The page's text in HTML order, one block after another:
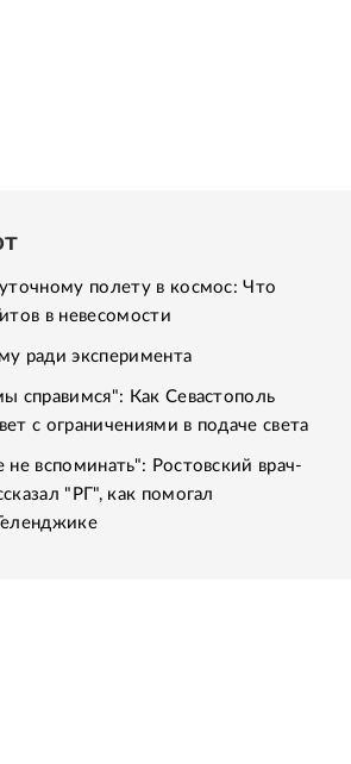
полету в космос: Что
в невесомости
ради эксперимента
справимся": Как Севастополь
с ограничениями в подаче света
вспоминать": Ростовский врач-
"РГ", как помогал